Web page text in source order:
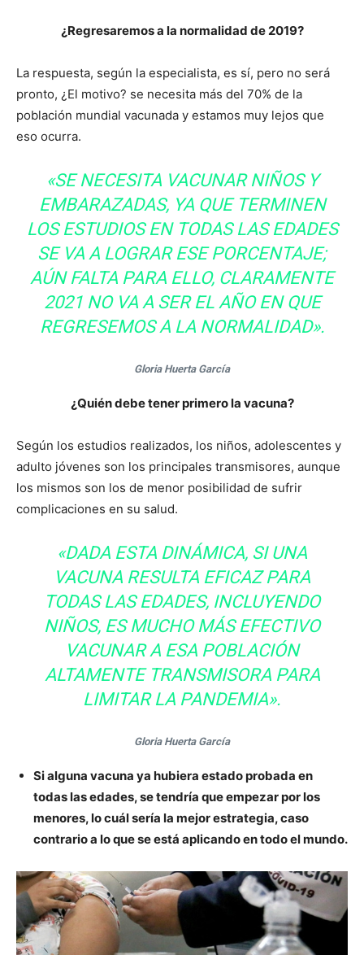
¿Regresaremos a la normalidad de 2019?
La respuesta, según la especialista, es sí, pero no será
pronto, ¿El motivo? se necesita más del 70% de la
población mundial vacunada y estamos muy lejos que
eso ocurra.
«SE NECESITA VACUNAR NIÑOS Y
EMBARAZADAS, YA QUE TERMINEN
LOS ESTUDIOS EN TODAS LAS EDADES
SE VA A LOGRAR ESE PORCENTAJE;
AÚN FALTA PARA ELLO, CLARAMENTE
2021 NO VA A SER EL AÑO EN QUE
REGRESEMOS A LA NORMALIDAD».
Gloria Huerta García
¿Quién debe tener primero la vacuna?
Según los estudios realizados, los niños, adolescentes y
adulto jóvenes son los principales transmisores, aunque
los mismos son los de menor posibilidad de sufrir
complicaciones en su salud.
«DADA ESTA DINÁMICA, SI UNA
VACUNA RESULTA EFICAZ PARA
TODAS LAS EDADES, INCLUYENDO
NIÑOS, ES MUCHO MÁS EFECTIVO
VACUNAR A ESA POBLACIÓN
ALTAMENTE TRANSMISORA PARA
LIMITAR LA PANDEMIA».
Gloria Huerta García
Si alguna vacuna ya hubiera estado probada en
todas las edades, se tendría que empezar por los
menores, lo cuál sería la mejor estrategia, caso
contrario a lo que se está aplicando en todo el mundo.